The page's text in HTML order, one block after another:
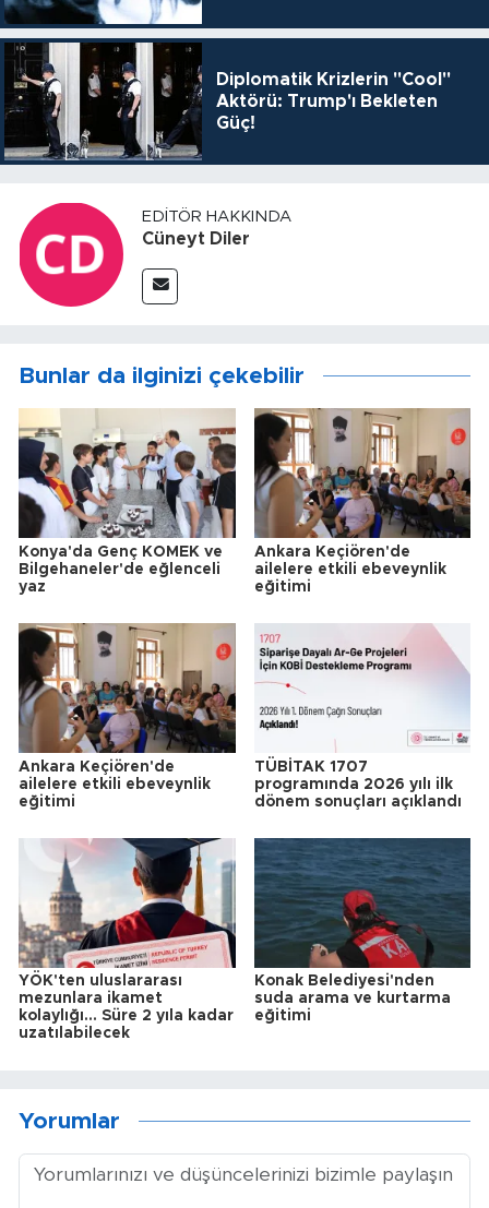
Diplomatik Krizlerin "Cool"
Aktörü: Trump'ı Bekleten
Güç!
EDITÖR HAKKINDA
Cüneyt Diler
Bunlar da ilginizi çekebilir
Konya'da Genç KOMEK ve
Bilgehaneler'de eğlenceli
yaz
Ankara Keçiören'de
ailelere etkili ebeveynlik
eğitimi
Ankara Keçiören'de
ailelere etkili ebeveynlik
eğitimi
TÜBİTAK 1707
programında 2026 yılı ilk
dönem sonuçları açıklandı
YÖK'ten uluslararası
mezunlara ikamet
kolaylığı... Süre 2 yıla kadar
uzatılabilecek
Konak Belediyesi'nden
suda arama ve kurtarma
eğitimi
Yorumlar